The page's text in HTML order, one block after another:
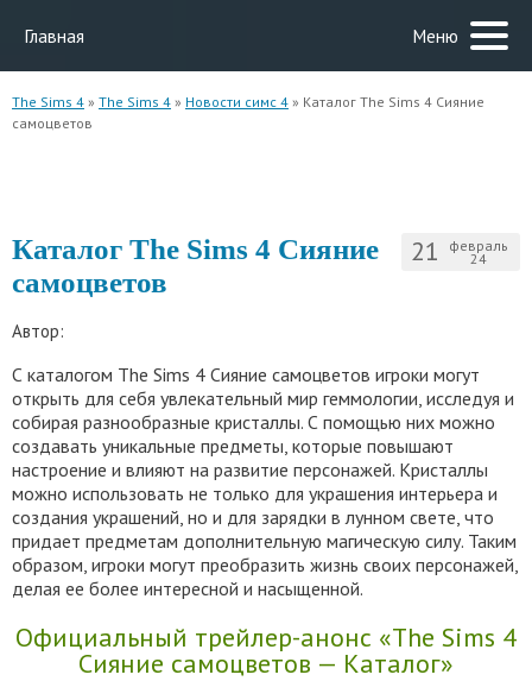
Главная Меню
The Sims 4 » The Sims 4 » Новости симс 4 » Каталог The Sims 4 Сияние
самоцветов
21 февраль
24
Каталог The Sims 4 Сияние
самоцветов
Автор:
С каталогом The Sims 4 Сияние самоцветов игроки могут
открыть для себя увлекательный мир геммологии, исследуя и
собирая разнообразные кристаллы. С помощью них можно
создавать уникальные предметы, которые повышают
настроение и влияют на развитие персонажей. Кристаллы
можно использовать не только для украшения интерьера и
создания украшений, но и для зарядки в лунном свете, что
придает предметам дополнительную магическую силу. Таким
образом, игроки могут преобразить жизнь своих персонажей,
делая ее более интересной и насыщенной.
Официальный трейлер-анонс «The Sims 4
Сияние самоцветов — Каталог»